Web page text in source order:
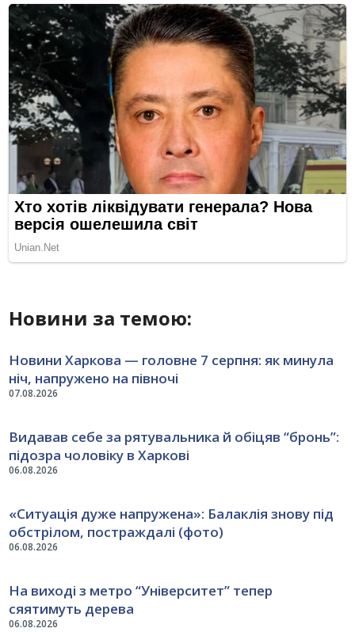
Новини за темою:
07.08.2026
Новини Харкова — головне 7 серпня: як минула
ніч, напружено на півночі
06.08.2026
Видавав себе за рятувальника й обіцяв “бронь”:
підозра чоловіку в Харкові
06.08.2026
«Ситуація дуже напружена»: Балаклія знову під
обстрілом, постраждалі (фото)
06.08.2026
На виході з метро “Університет” тепер
сяятимуть дерева